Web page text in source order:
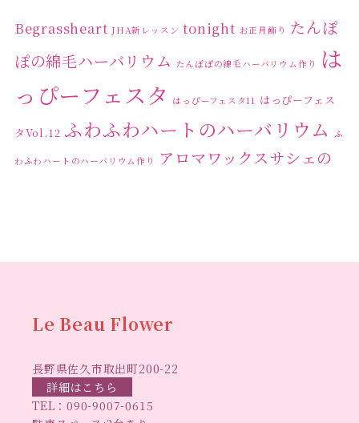
Begrassheart JHA新レッスン tonight お正月飾り たんぽ
ぽの綿毛ハーバリウム たんぽぽの綿毛ハーバリウム作り
は
っぴーフェスタ
はっぴーフェスタ11 はっぴーフェス
タVol.12 ふわふわハートのハーバリウム ふ
わふわハートのハーバリウム作り
アロマワックスサシェの
リウムレッスン
スハート ベッドサイドライト
Le Beau Flower
長野県佐久市取出町200-22
詳細はこちら
TEL：090-9007-0615